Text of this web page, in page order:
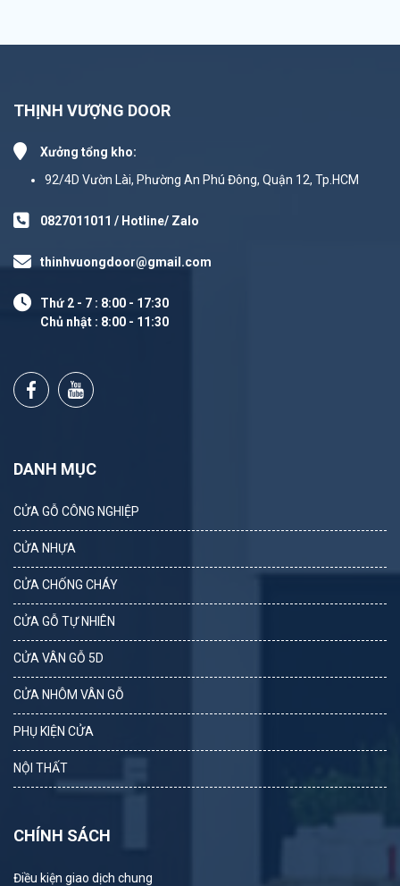
THỊNH VƯỢNG DOOR
Xưởng tổng kho:
92/4D Vườn Lài, Phường An Phú Đông, Quận 12, Tp.HCM
0827011011 / Hotline/ Zalo
thinhvuongdoor@gmail.com
Thứ 2 - 7 : 8:00 - 17:30
Chủ nhật : 8:00 - 11:30
DANH MỤC
CỬA GỖ CÔNG NGHIỆP
CỬA NHỰA
CỬA CHỐNG CHÁY
CỬA GỖ TỰ NHIÊN
CỬA VÂN GỖ 5D
CỬA NHÔM VÂN GỖ
PHỤ KIỆN CỬA
NỘI THẤT
CHÍNH SÁCH
Điều kiện giao dịch chung